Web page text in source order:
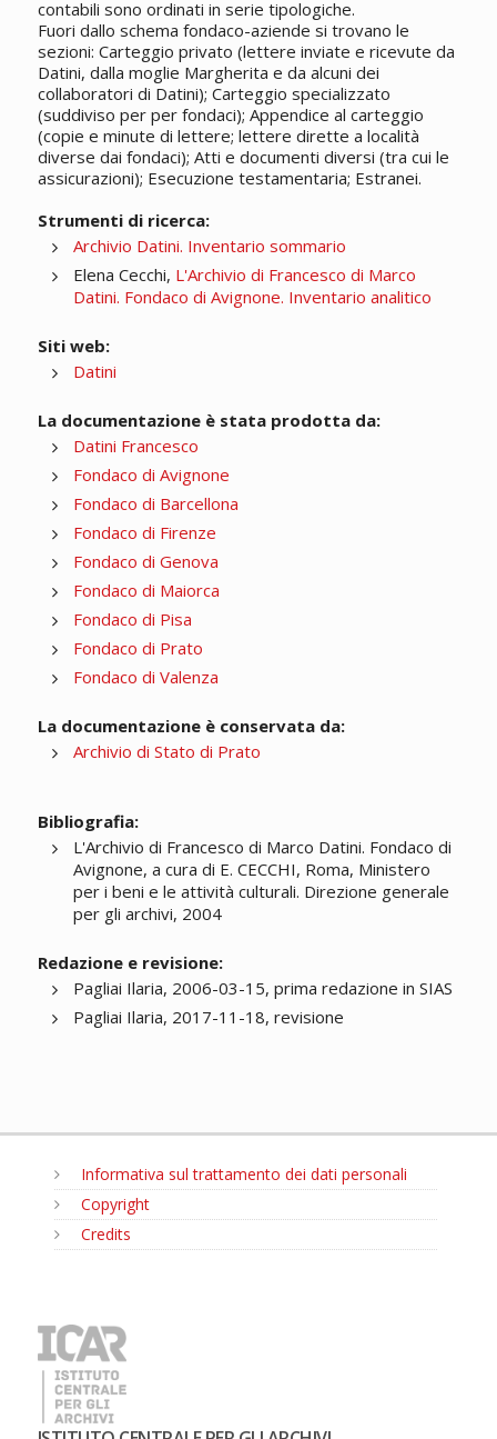
contabili sono ordinati in serie tipologiche.
Fuori dallo schema fondaco-aziende si trovano le
sezioni: Carteggio privato (lettere inviate e ricevute da
Datini, dalla moglie Margherita e da alcuni dei
collaboratori di Datini); Carteggio specializzato
(suddiviso per per fondaci); Appendice al carteggio
(copie e minute di lettere; lettere dirette a località
diverse dai fondaci); Atti e documenti diversi (tra cui le
assicurazioni); Esecuzione testamentaria; Estranei.
Strumenti di ricerca:
Archivio Datini. Inventario sommario
Elena Cecchi, L'Archivio di Francesco di Marco
Datini. Fondaco di Avignone. Inventario analitico
Siti web:
Datini
La documentazione è stata prodotta da:
Datini Francesco
Fondaco di Avignone
Fondaco di Barcellona
Fondaco di Firenze
Fondaco di Genova
Fondaco di Maiorca
Fondaco di Pisa
Fondaco di Prato
Fondaco di Valenza
La documentazione è conservata da:
Archivio di Stato di Prato
Bibliografia:
L'Archivio di Francesco di Marco Datini. Fondaco di
Avignone, a cura di E. CECCHI, Roma, Ministero
per i beni e le attività culturali. Direzione generale
per gli archivi, 2004
Redazione e revisione:
Pagliai Ilaria, 2006-03-15, prima redazione in SIAS
Pagliai Ilaria, 2017-11-18, revisione
Informativa sul trattamento dei dati personali
Copyright
Credits